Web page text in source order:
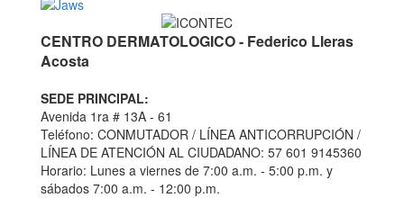
CENTRO DERMATOLOGICO - Federico Lleras
Acosta
SEDE PRINCIPAL:
Avenida 1ra # 13A - 61
Teléfono: CONMUTADOR / LÍNEA ANTICORRUPCIÓN /
LÍNEA DE ATENCIÓN AL CIUDADANO: 57 601 9145360
Horario: Lunes a viernes de 7:00 a.m. - 5:00 p.m. y
sábados 7:00 a.m. - 12:00 p.m.